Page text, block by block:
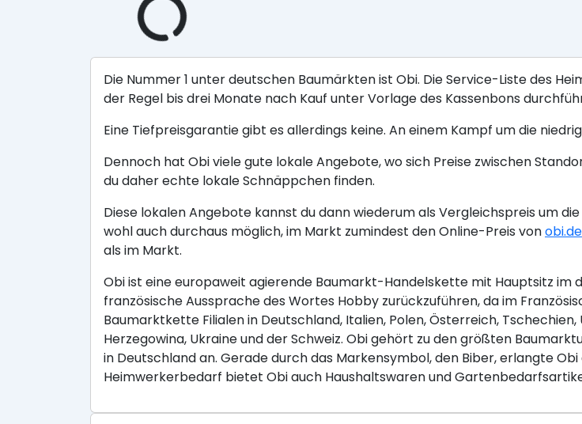
Die Nummer 1 unter deutschen Baumärkten ist Obi. Die Service-Liste des
der Regel bis drei Monate nach Kauf unter Vorlage des Kassenbons
Eine Tiefpreisgarantie gibt es allerdings keine. An einem Kampf um die
Dennoch hat Obi viele gute lokale Angebote, wo sich Preise zwischen
du daher echte lokale Schnäppchen finden.
Diese lokalen Angebote kannst du dann wiederum als Vergleichspreis um
wohl auch durchaus möglich, im Markt zumindest den Online-Preis vonobi.de
als im Markt.
Obi ist eine europaweit agierende Baumarkt-Handelskette mit Hauptsitz im
französische Aussprache des Wortes Hobby zurückzuführen, da im
Baumarktkette Filialen in Deutschland, Italien, Polen, Österreich, Tschechien,
Herzegowina, Ukraine und der Schweiz. Obi gehört zu den größten
in Deutschland an. Gerade durch das Markensymbol, den Biber, erlangte
Heimwerkerbedarf bietet Obi auch Haushaltswaren und